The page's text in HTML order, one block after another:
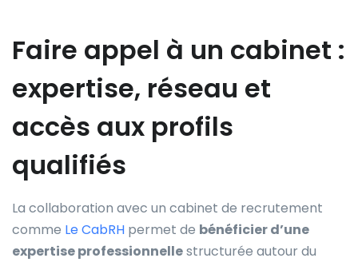
Faire appel à un cabinet :
expertise, réseau et
accès aux profils
qualifiés
La collaboration avec un cabinet de recrutement
comme Le CabRH permet de bénéficier d’une
expertise professionnellestructurée autour du